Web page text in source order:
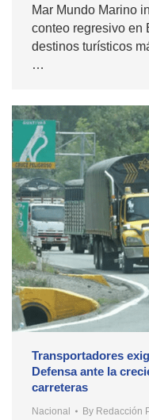
Mar Mundo Marino
conteo regresivo en
destinos turísticos
…
Transportadores
Defensa ante la
carreteras
Nacional By Redacción